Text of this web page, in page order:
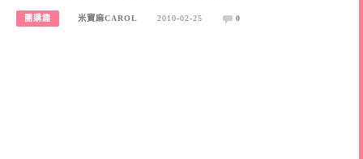
團購趣 米寶麻CAROL 2010-02-25 0